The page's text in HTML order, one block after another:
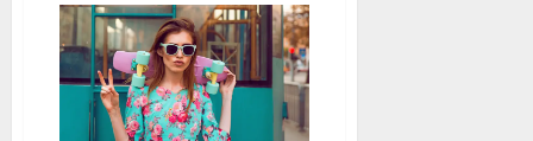
Proof
Gigi
and
Bella
Hadid
are
the
Least